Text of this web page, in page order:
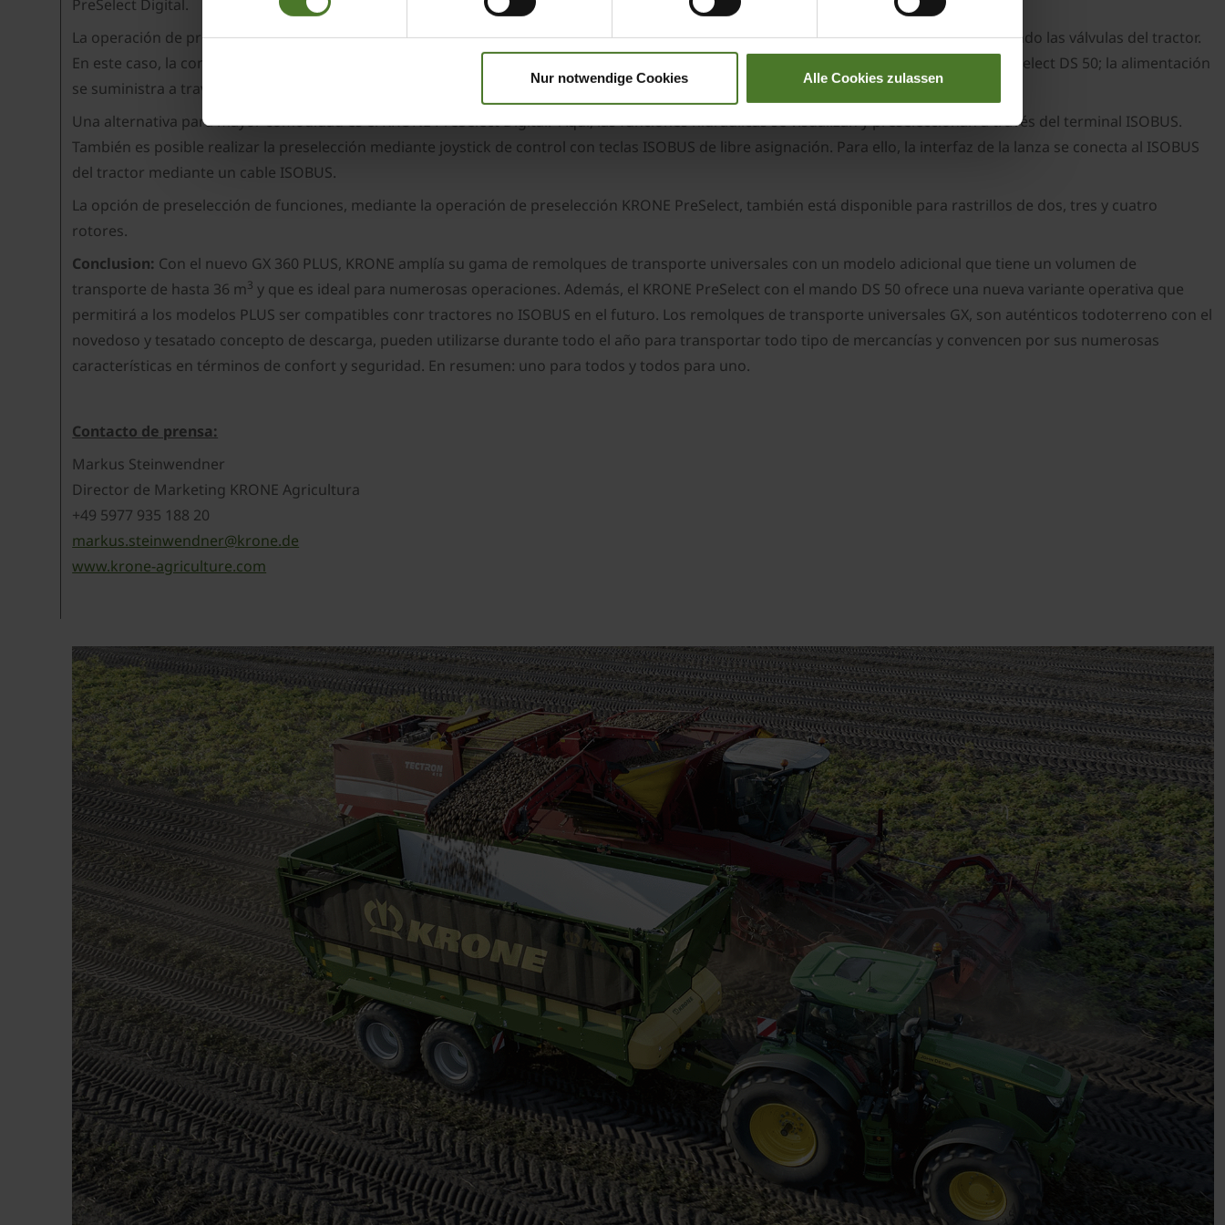
Impressum
Nur notwendige Cookies Alle Cookies zulassen
PreSelect Digital.
La operación de preselección eléctrica KRONE PreSelect DS 50 permite preseleccionar las funciones hidráulicas y luego ejecutarlas utilizando las válvulas del tractor.
En este caso, la conexión se realiza a través de una conexión directa desde la interfaz de la barra de tracción de la máquina al KRONE PreSelect DS 50; la alimentación
se suministra a través del enchufe de tres clavijas de 12 voltios.
Una alternativa para mayor comodidad es el KRONE PreSelect Digital. Aquí, las funciones hidráulicas se visualizan y preseleccionan a través del terminal ISOBUS.
También es posible realizar la preselección mediante joystick de control con teclas ISOBUS de libre asignación. Para ello, la interfaz de la lanza se conecta al ISOBUS
del tractor mediante un cable ISOBUS.
La opción de preselección de funciones, mediante la operación de preselección KRONE PreSelect, también está disponible para rastrillos de dos, tres y cuatro
rotores.
Conclusion: Con el nuevo GX 360 PLUS, KRONE amplía su gama de remolques de transporte universales con un modelo adicional que tiene un volumen de
transporte de hasta 36 m3 y que es ideal para numerosas operaciones. Además, el KRONE PreSelect con el mando DS 50 ofrece una nueva variante operativa que
permitirá a los modelos PLUS ser compatibles conr tractores no ISOBUS en el futuro. Los remolques de transporte universales GX, son auténticos todoterreno con el
novedoso y tesatado concepto de descarga, pueden utilizarse durante todo el año para transportar todo tipo de mercancías y convencen por sus numerosas
características en términos de confort y seguridad. En resumen: uno para todos y todos para uno.
Contacto de prensa:
Markus Steinwendner
Director de Marketing KRONE Agricultura
+49 5977 935 188 20
markus.steinwendner@krone.de
www.krone-agriculture.com